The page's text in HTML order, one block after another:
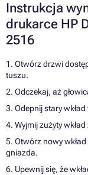
Instrukcja
drukarce HP
2516
1. Otwórz drzwi
tuszu.
2. Odczekaj, aż
3. Odepnij stary
4. Wyjmij zużyty
5. Otwórz nowy
gniazda.
6. Upewnij się, że